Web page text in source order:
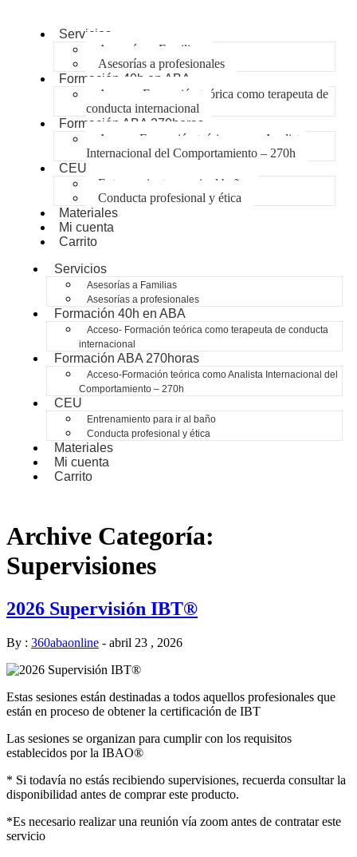
Servicios
Asesorías a Familias
Asesorías a profesionales
Formación 40h en ABA
Acceso- Formación teórica como terapeuta de
conducta internacional
Formación ABA 270horas
Acceso-Formación teórica como Analista
Internacional del Comportamiento – 270h
CEU
Entrenamiento para ir al baño
Conducta profesional y ética
Materiales
Mi cuenta
Carrito
Servicios
Asesorías a Familias
Asesorías a profesionales
Formación 40h en ABA
Acceso- Formación teórica como terapeuta de conducta
internacional
Formación ABA 270horas
Acceso-Formación teórica como Analista Internacional del
Comportamiento – 270h
CEU
Entrenamiento para ir al baño
Conducta profesional y ética
Materiales
Mi cuenta
Carrito
Archive Categoría:
Supervisiones
2026 Supervisión IBT®
By : 360abaonline - abril 23 , 2026
Estas sesiones están destinadas a todos aquellos profesionales que
están en proceso de obtener la certificación de IBT
Las sesiones se organizan para cumplir con los requisitos
establecidos por la IBAO®
* Si todavía no estás recibiendo supervisiones, recuerda consultar la
disponibilidad antes de comprar este producto.
*Es necesario realizar una reunión vía zoom antes de contratar este
servicio